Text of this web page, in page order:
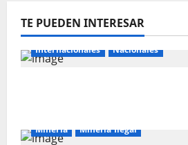
TE PUEDEN INTERESAR
Internacionales Nacionales
Mineria Mineria Ilegal